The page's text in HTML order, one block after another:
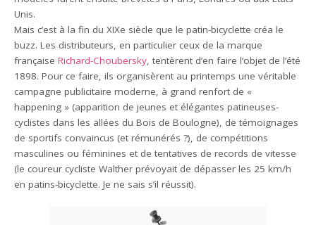
Unis.
Mais c’est à la fin du XIXe siècle que le patin-bicyclette créa le
buzz. Les distributeurs, en particulier ceux de la marque
françaiseRichard-Choubersky, tentèrent d’en faire l’objet de l’été
1898. Pour ce faire, ils organisèrent au printemps une véritable
campagne publicitaire moderne, à grand renfort de «
happening » (apparition de jeunes et élégantes patineuses-
cyclistes dans les allées du Bois de Boulogne), de témoignages
de sportifs convaincus (et rémunérés ?), de compétitions
masculines ou féminines et de tentatives de records de vitesse
(le coureur cycliste Walther prévoyait de dépasser les 25 km/h
en patins-bicyclette. Je ne sais s’il réussit).